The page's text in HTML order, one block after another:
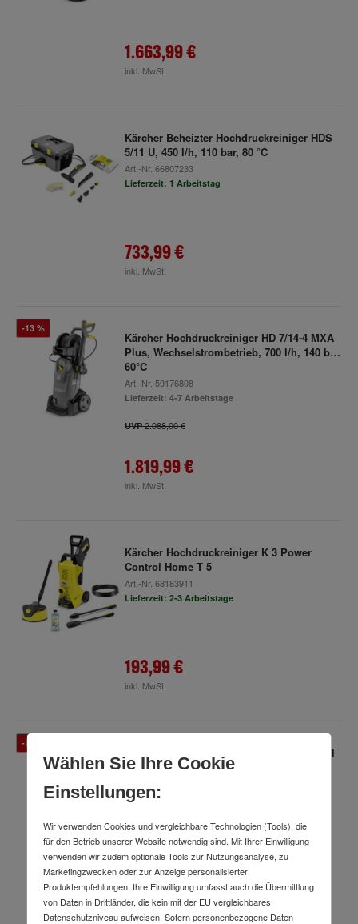
1.663,99 €
inkl. MwSt.
Kärcher Beheizter Hochdruckreiniger HDS
5/11 U, 450 l/h, 110 bar, 80 °C
Art.-Nr. 66807233
Lieferzeit: 1 Arbeitstag
733,99 €
inkl. MwSt.
-13 %
Kärcher Hochdruckreiniger HD 7/14-4 MXA
Plus, Wechselstrombetrieb, 700 l/h, 140 bar,
60°C
Art.-Nr. 59176808
Lieferzeit: 4-7 Arbeitstage
UVP2.088,00 €
1.819,99 €
inkl. MwSt.
Kärcher Hochdruckreiniger K 3 Power
Control Home T 5
Art.-Nr. 68183911
Lieferzeit: 2-3 Arbeitstage
193,99 €
inkl. MwSt.
-12 %
Kärcher Waschsauger Puzzi 10/2 ADV, 10 l
Frischwasserbehälter, 2 l/min, 2 bar
Art.-Nr.67266393
UVP1.703,19 €
1.505,99 €
inkl. MwSt.
Wählen Sie Ihre Cookie
Einstellungen:
Wir verwenden Cookies und vergleichbare Technologien (Tools), die
für den Betrieb unserer Website notwendig sind. Mit Ihrer Einwilligung
verwenden wir zudem optionale Tools zur Nutzungsanalyse, zu
Marketingzwecken oder zur Anzeige personalisierter
Produktempfehlungen. Ihre Einwilligung umfasst auch die Übermittlung
von Daten in Drittländer, die kein mit der EU vergleichbares
Datenschutzniveau aufweisen. Sofern personenbezogene Daten